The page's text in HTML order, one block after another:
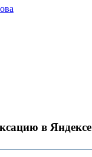
в Яндексе